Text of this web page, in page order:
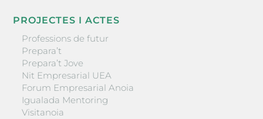
PROJECTES I ACTES
Professions de futur
Prepara’t
Prepara’t Jove
Nit Empresarial UEA
Forum Empresarial Anoia
Igualada Mentoring
Visitanoia